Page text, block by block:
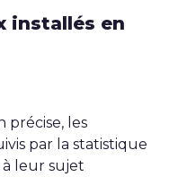
installés en
précise, les
par la statistique
à leur sujet